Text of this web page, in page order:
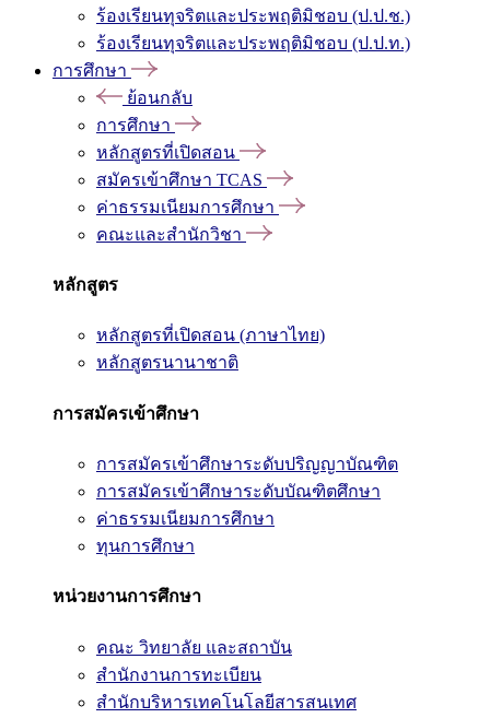
ร้องเรียนทุจริตและประพฤติมิชอบ (ป.ป.ช.)
ร้องเรียนทุจริตและประพฤติมิชอบ (ป.ป.ท.)
การศึกษา
ย้อนกลับ
การศึกษา
หลักสูตรที่เปิดสอน
สมัครเข้าศึกษา TCAS
ค่าธรรมเนียมการศึกษา
คณะและสำนักวิชา
หลักสูตร
หลักสูตรที่เปิดสอน (ภาษาไทย)
หลักสูตรนานาชาติ
การสมัครเข้าศึกษา
การสมัครเข้าศึกษาระดับปริญญาบัณฑิต
การสมัครเข้าศึกษาระดับบัณฑิตศึกษา
ค่าธรรมเนียมการศึกษา
ทุนการศึกษา
หน่วยงานการศึกษา
คณะ วิทยาลัย และสถาบัน
สำนักงานการทะเบียน
สำนักบริหารเทคโนโลยีสารสนเทศ